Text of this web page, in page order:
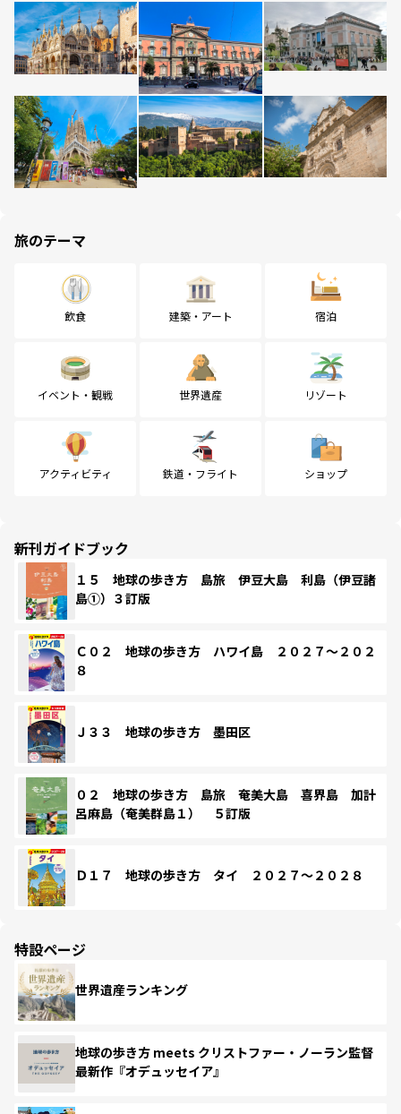
旅のテーマ
飲食 建築・アート 宿泊
イベント・観戦 世界遺産 リゾート
アクティビティ 鉄道・フライト ショップ
新刊ガイドブック
１５ 地球の歩き方 島旅 伊豆大島 利島（伊豆諸
島①）３訂版
Ｃ０２ 地球の歩き方 ハワイ島 ２０２７～２０２
８
Ｊ３３ 地球の歩き方 墨田区
０２ 地球の歩き方 島旅 奄美大島 喜界島 加計
呂麻島（奄美群島１） ５訂版
Ｄ１７ 地球の歩き方 タイ ２０２７～２０２８
特設ページ
世界遺産ランキング
地球の歩き方 meets クリストファー・ノーラン監督
最新作『オデュッセイア』